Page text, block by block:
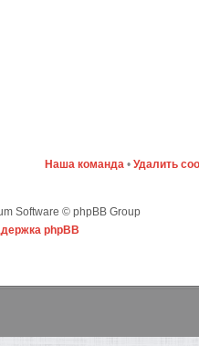
Наша команда • Удалить
Software © phpBB Group
phpBB